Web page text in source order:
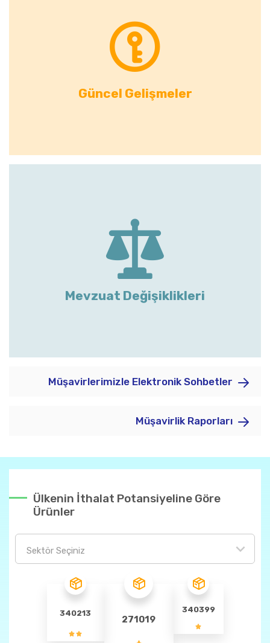
Güncel Gelişmeler
Mevzuat Değişiklikleri
Müşavirlerimizle Elektronik Sohbetler
Müşavirlik Raporları
Ülkenin İthalat Potansiyeline Göre
Ürünler
Sektör Seçiniz
340213
271019
340399